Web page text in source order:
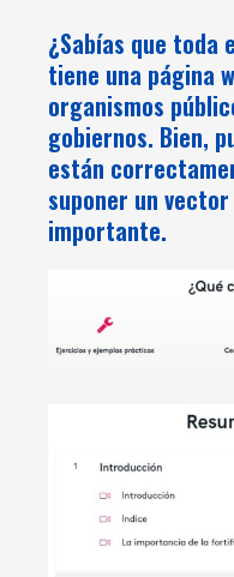
¿Sabías que toda
tiene una página
organismos
gobiernos. Bien,
están
suponer un
importante.